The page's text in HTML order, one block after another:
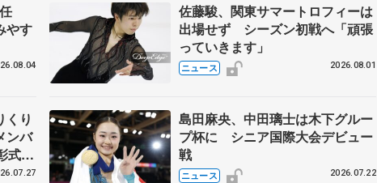
やす
佐藤駿、関東サマートロフィーは
出場せず シーズン初戦へ「頑張
っていきます」
ニュース 2026.08.01
くり
ンバ
式、
園子
島田麻央、中田璃士は木下グルー
プ杯に シニア国際大会デビュー
戦
ニュース 2026.07.22